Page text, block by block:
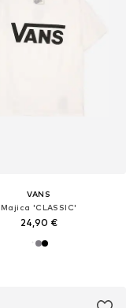
VANS
Majica 'CLASSIC'
24,90 €